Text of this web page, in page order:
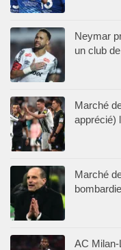
Neymar
un club
Marché
apprécié)
Marché
AC